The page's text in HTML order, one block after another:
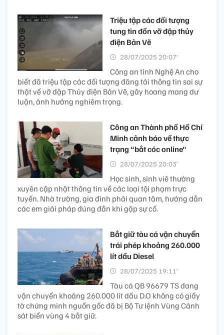
Triệu tập các đối tượng
tung tin đồn vỡ đập thủy
điện Bản Vẽ
28/07/2025 20:07’
Công an tỉnh Nghệ An cho
biết đã triệu tập các đối tượng đăng tải thông tin sai sự
thật về vỡ đập Thủy điện Bản Vẽ, gây hoang mang dư
luận, ảnh hưởng nghiêm trọng.
Công an Thành phố Hồ Chí
Minh cảnh báo về thực
trạng “bắt cóc online"
28/07/2025 20:03’
Học sinh, sinh viê thường
xuyên cập nhật thông tin về các loại tội phạm trực
tuyến. Nhà trường, gia đình phải quan tâm, hướng dẫn
các em giải pháp đúng đắn khi gặp sự cố.
Bắt giữ tàu cá vận chuyển
trái phép khoảng 260.000
lít dầu Diesel
28/07/2025 19:11’
Tàu cá QB 96679 TS đang
vận chuyển khoảng 260.000 lít dầu D.O không có giấy
tờ chứng minh nguồn gốc đã bị Bộ Tư lệnh Vùng Cảnh
sát biển vùng 4 bắt giữ.